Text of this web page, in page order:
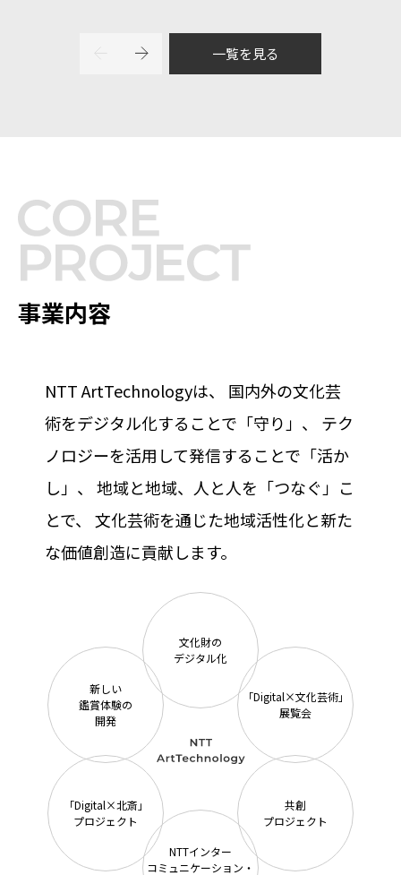
一覧を見る
事業内容
NTT ArtTechnologyは、
国内外の文化芸
術をデジタル化することで「守り」、
テク
ノロジーを活用して発信することで「活か
し」、
地域と地域、人と人を「つなぐ」こ
とで、
文化芸術を通じた地域活性化と新た
な価値創造に貢献します。
文化財の
デジタル化
「Digital×文化芸術」
展覧会
共創
プロジェクト
NTTインター
コミュニケーション・
「Digital×北斎」
プロジェクト
新しい
鑑賞体験の
開発